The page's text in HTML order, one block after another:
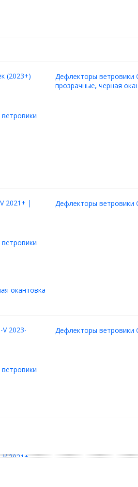
Дефлекторы ветровики
прозрачные, черная
Дефлекторы ветровики
Дефлекторы ветровики